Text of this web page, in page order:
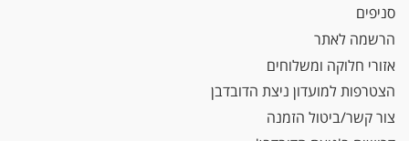
סניפים
הרשמה לאתר
אזורי חלוקה ומשלוחים
הצטרפות למועדון ניצת הדובדבן
צור קשר/ביטול הזמנה